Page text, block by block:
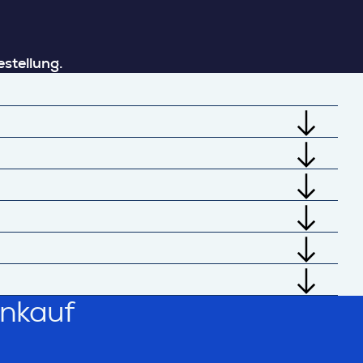
Ausgaben. Mitarbeitende werden
und Compliance im
aktiv durch den richtigen
und ermöglicht eine saubere
oder Dienstleistungen über interne
vermieden und der richtige
vorlagenbasierte Artikel für
nicht ausreichen.
Bedarfsarten und regelkonformen
besser genutzt – ohne dass
Verbrauchsgütern über Investitionsgüter